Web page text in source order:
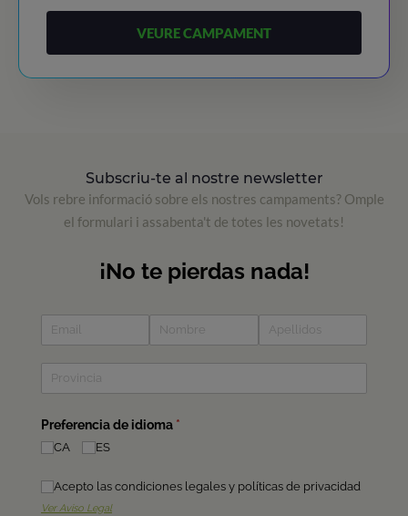
VEURE CAMPAMENT
Subscriu-te al nostre newsletter
Vols rebre informació sobre els nostres campaments? Omple
el formulari i assabenta't de totes les novetats!